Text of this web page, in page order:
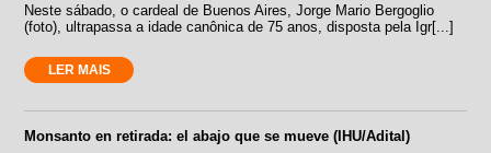
Neste sábado, o cardeal de Buenos Aires, Jorge Mario Bergoglio
(foto), ultrapassa a idade canônica de 75 anos, disposta pela Igr[...]
LER MAIS
Monsanto en retirada: el abajo que se mueve (IHU/Adital)